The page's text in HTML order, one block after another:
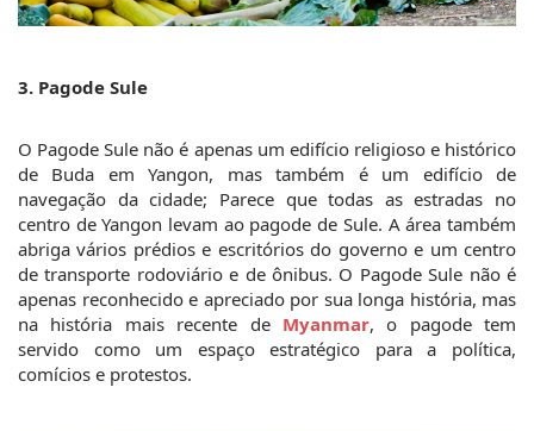
3. Pagode Sule
O Pagode Sule não é apenas um edifício religioso e histórico
de Buda em Yangon, mas também é um edifício de
navegação da cidade; Parece que todas as estradas no
centro de Yangon levam ao pagode de Sule. A área também
abriga vários prédios e escritórios do governo e um centro
de transporte rodoviário e de ônibus. O Pagode Sule não é
apenas reconhecido e apreciado por sua longa história, mas
na história mais recente de Myanmar, o pagode tem
servido como um espaço estratégico para a política,
comícios e protestos.